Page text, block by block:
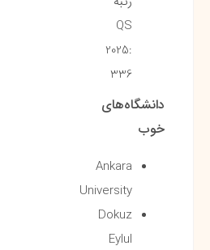
QS
2025:
336
دانشگاه‌های
خوب
Ankara
University
Dokuz
Eylul